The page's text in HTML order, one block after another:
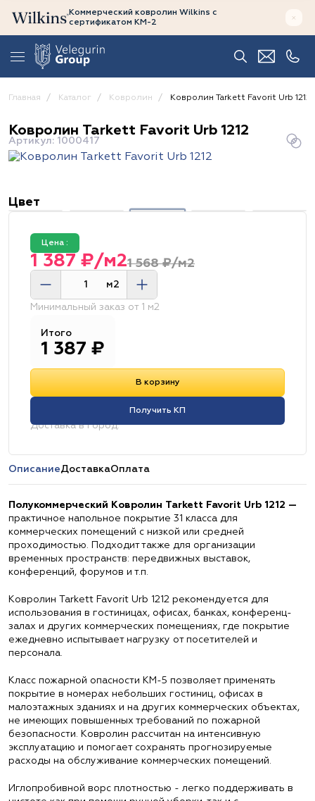
Коммерческий ковролин Wilkins с
сертификатом КМ-2
Главная Каталог Ковролин Ковролин Tarkett Favorit Urb 1212
Ковролин Tarkett Favorit Urb 1212
Артикул: 1000417
Цвет
Цена :
1 568 ₽/м2
1 387 ₽/м2
м2
Минимальный заказ от 1 м2
Итого
1 387 ₽
В корзину
Получить КП
Доставка в город:
ОписаниеДоставкаОплата
Полукоммерческий Ковролин Tarkett Favorit Urb 1212 —
практичное напольное покрытие 31 класса для
коммерческих помещений с низкой или средней
проходимостью. Подходит также для организации
временных пространств: передвижных выставок,
конференций, форумов и т.п.
Ковролин Tarkett Favorit Urb 1212 рекомендуется для
использования в гостиницах, офисах, банках, конференц-
залах и других коммерческих помещениях, где покрытие
ежедневно испытывает нагрузку от посетителей и
персонала.
Класс пожарной опасности КМ-5 позволяет применять
покрытие в номерах небольших гостиниц, офисах в
малоэтажных зданиях и на других коммерческих объектах,
не имеющих повышенных требований по пожарной
безопасности. Ковролин рассчитан на интенсивную
эксплуатацию и помогает сохранять прогнозируемые
расходы на обслуживание коммерческих помещений.
Иглопробивной ворс плотностью - легко поддерживать в